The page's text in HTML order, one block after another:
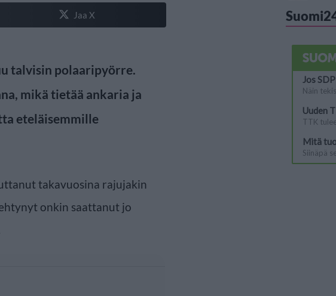
Jaa X
talvisin polaaripyörre.
mikä tietää ankaria ja
eteläisemmille
takavuosina rajujakin
onkin saattanut jo